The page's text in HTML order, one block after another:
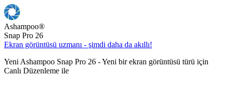
Ashampoo®
Snap Pro 26
Ekran görüntüsü uzmanı - şimdi daha da akıllı!
Yeni Ashampoo Snap Pro 26 - Yeni bir ekran görüntüsü türü için
Canlı Düzenleme ile